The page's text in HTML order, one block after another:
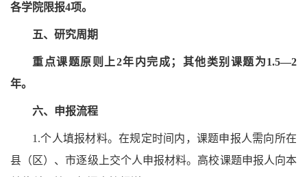
各学院限报4项。
五、 研究周期
重点课题原则上2年内完成；其他类别课题为1.5—2
年。
六、 申报流程
1.个人填报材料。在规定时间内，课题申报人需向所在
县（区）、市逐级上交个人申报材料。高校课题申报人向本